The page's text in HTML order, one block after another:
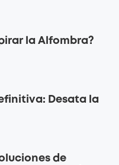
la Alfombra?
Desata la
de